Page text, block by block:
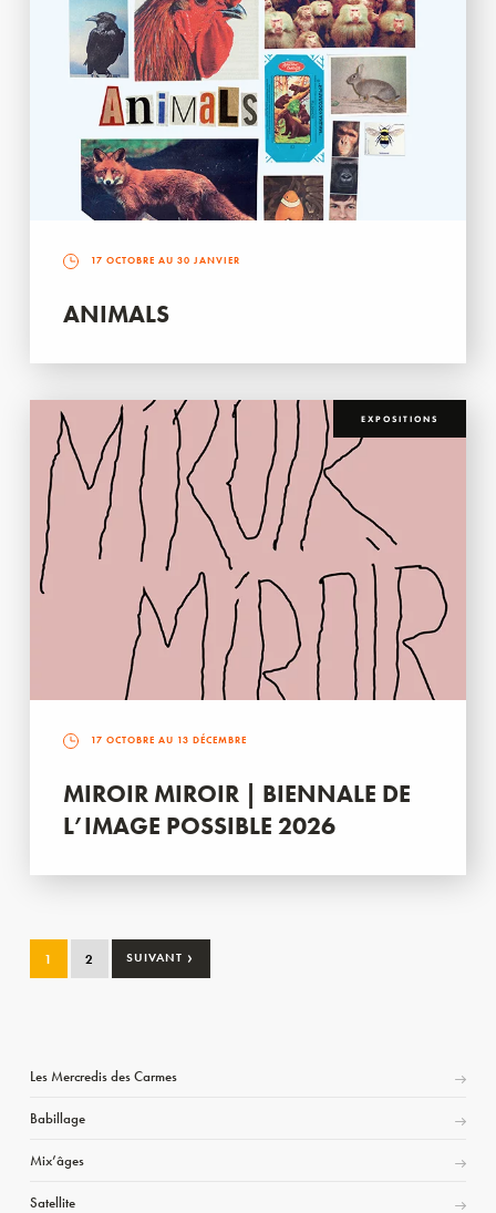
17 OCTOBRE AU 30 JANVIER
ANIMALS
EXPOSITIONS
17 OCTOBRE AU 13 DÉCEMBRE
MIROIR MIROIR | BIENNALE DE
L’IMAGE POSSIBLE 2026
1 2 SUIVANT ›
Les Mercredis des Carmes
Babillage
Mix’âges
Satellite